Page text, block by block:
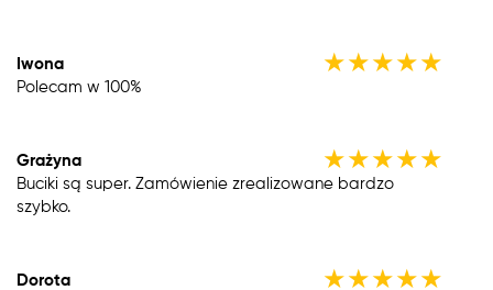
Iwona ★★★★★
Polecam w 100%
Grażyna ★★★★★
Buciki są super. Zamówienie zrealizowane bardzo
szybko.
Dorota ★★★★★